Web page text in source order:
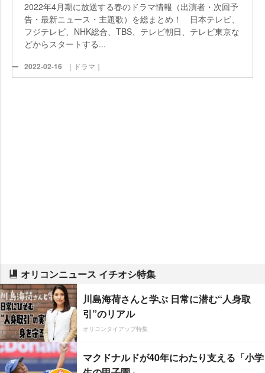
2022年4月期に放送する春のドラマ情報（出演者・次回予
告・最新ニュース・主題歌）を総まとめ！ 日本テレビ、
フジテレビ、NHK総合、TBS、テレビ朝日、テレビ東京な
どからスタートする...
2022-02-16 ｜ドラマ｜
オリコンニュース イチオシ特集
川島海荷さんと学ぶ 日常に潜む“人身取
引”のリアル
オリコンタイアップ特集
マクドナルドが40年にわたり支える「小学